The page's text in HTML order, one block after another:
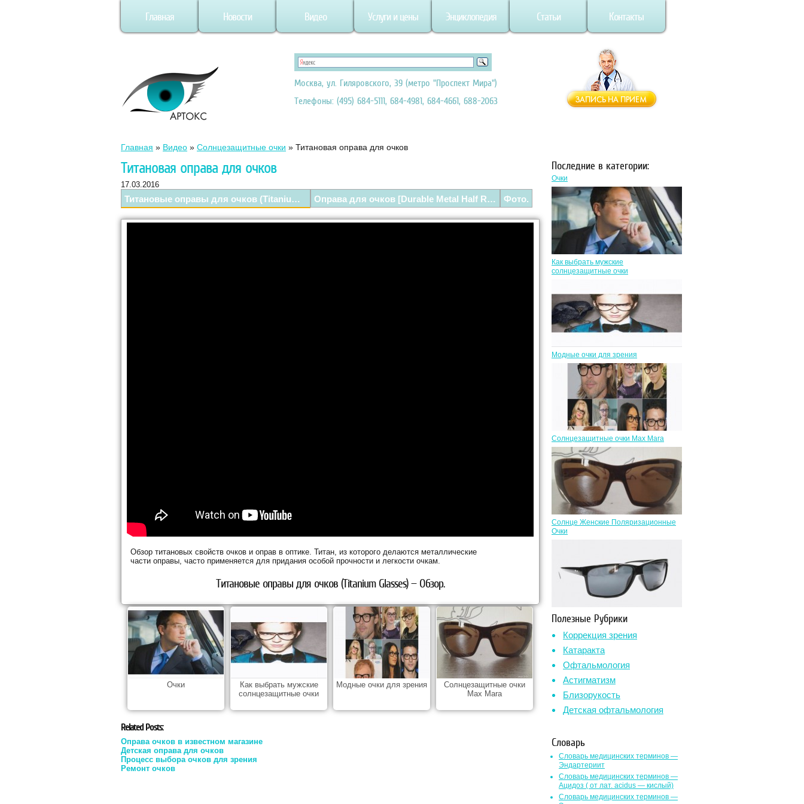
Главная Новости Видео Услуги и цены Энциклопедия Статьи Контакты
Москва, ул. Гиляровского, 39 (метро "Проспект Мира")
Телефоны: (495) 684-5111, 684-4981, 684-4661, 688-2063
Главная » Видео » Солнцезащитные очки » Титановая оправа для очков
Титановая оправа для очков
17.03.2016
Титановые оправы для очков (Titanium Glasses) — Обзор. Оправа для очков [Durable Metal Half Rim Eye Glasses Frame]. Фото.
Обзор титановых свойств очков и оправ в оптике. Титан, из которого делаются металлические
части оправы, часто применяется для придания особой прочности и легкости очкам.
Титановые оправы для очков (Titanium Glasses) — Обзор.
Очки
Как выбрать мужские
солнцезащитные очки
Модные очки для зрения
Солнцезащитные очки
Max Mara
Related Posts:
Оправа очков в известном магазине
Детская оправа для очков
Процесс выбора очков для зрения
Ремонт очков
Последние в категории:
Очки
Как выбрать мужские
солнцезащитные очки
Модные очки для зрения
Солнцезащитные очки Max Mara
Солнце Женские Поляризационные
Очки
Полезные Рубрики
Коррекция зрения
Катаракта
Офтальмология
Астигматизм
Близорукость
Детская офтальмология
Словарь
Словарь медицинских терминов —
Эндартериит
Словарь медицинских терминов —
Ацидоз ( от лат. асidus — кислый)
Словарь медицинских терминов —